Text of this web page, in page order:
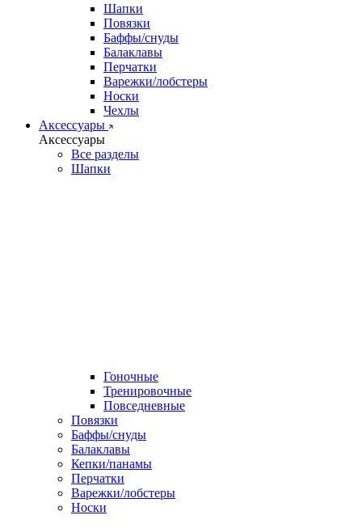
Шапки
Повязки
Баффы/снуды
Балаклавы
Перчатки
Варежки/лобстеры
Носки
Чехлы
Аксессуары
Аксессуары
Все разделы
Шапки
Гоночные
Тренировочные
Повседневные
Повязки
Баффы/снуды
Балаклавы
Кепки/панамы
Перчатки
Варежки/лобстеры
Носки